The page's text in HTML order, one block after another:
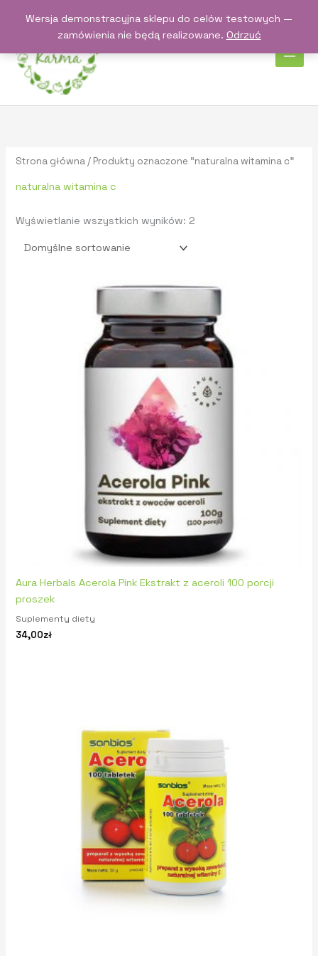
Wersja demonstracyjna sklepu do celów testowych —
zamówienia nie będą realizowane. Odrzuć
Strona główna / Produkty oznaczone “naturalna witamina c”
naturalna witamina c
Wyświetlanie wszystkich wyników: 2
Aura Herbals Acerola Pink Ekstrakt z aceroli 100 porcji
proszek
Suplementy diety
34,00zł